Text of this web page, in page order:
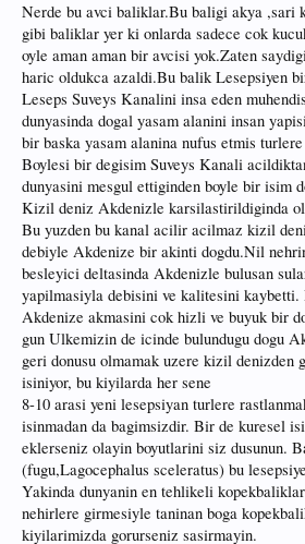
Nerde bu avci baliklar.Bu baligi akya ,sari
gibi baliklar yer ki onlarda sadece cok
oyle aman aman bir avcisi yok.Zaten
haric oldukca azaldi.Bu balik Lesepsiyen
Leseps Suveys Kanalini insa eden
dunyasinda dogal yasam alanini insan
bir baska yasam alanina nufus etmis
Boylesi bir degisim Suveys Kanali
dunyasini mesgul ettiginden boyle bir isim
Kizil deniz Akdenizle karsilastirildiginda
Bu yuzden bu kanal acilir acilmaz kizil
debiyle Akdenize bir akinti dogdu.Nil
besleyici deltasinda Akdenizle bulusan
yapilmasiyla debisini ve kalitesini
Akdenize akmasini cok hizli ve buyuk bir
gun Ulkemizin de icinde bulundugu dogu
geri donusu olmamak uzere kizil denizden
isiniyor, bu kiyilarda her sene
8-10 arasi yeni lesepsiyan turlere
isinmadan da bagimsizdir. Bir de kuresel
eklerseniz olayin boyutlarini siz dusunun.
(fugu,Lagocephalus sceleratus) bu
Yakinda dunyanin en tehlikeli
nehirlere girmesiyle taninan boga
kiyilarimizda gorurseniz sasirmayin.